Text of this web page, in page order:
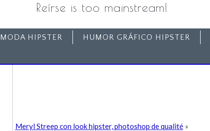
Reírse is too mainstream!
MODA HIPSTER HUMOR GRÁFICO HIPSTER
Meryl Streep con look hipster, photoshop de qualité»